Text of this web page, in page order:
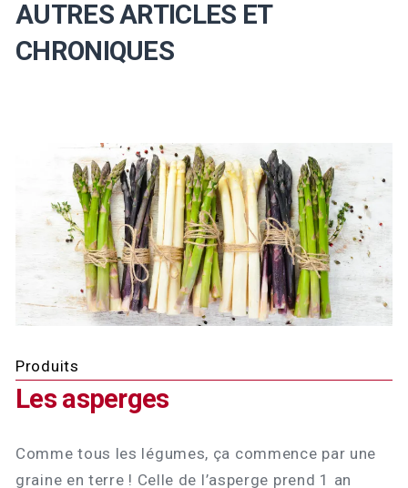
AUTRES ARTICLES ET
CHRONIQUES
Produits
Les asperges
Comme tous les légumes, ça commence par une
graine en terre ! Celle de l’asperge prend 1 an